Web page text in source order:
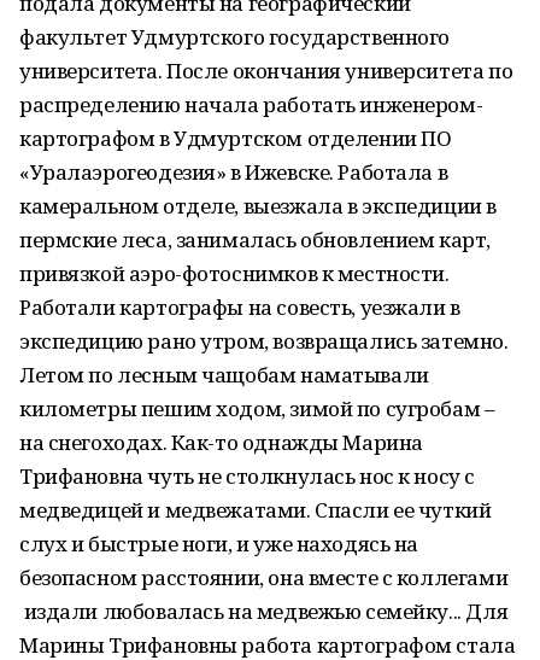
факультет Удмуртского государственного
университета. После окончания университета по
распределению начала работать инженером-
картографом в Удмуртском отделении ПО
«Уралаэрогеодезия» в Ижевске. Работала в
камеральном отделе, выезжала в экспедиции в
пермские леса, занималась обновлением карт,
привязкой аэро-фотоснимков к местности.
Работали картографы на совесть, уезжали в
экспедицию рано утром, возвращались затемно.
Летом по лесным чащобам наматывали
километры пешим ходом, зимой по сугробам –
на снегоходах. Как-то однажды Марина
Трифановна чуть не столкнулась нос к носу с
медведицей и медвежатами. Спасли ее чуткий
слух и быстрые ноги, и уже находясь на
безопасном расстоянии, она вместе с коллегами
издали любовалась на медвежью семейку... Для
Марины Трифановны работа картографом стала